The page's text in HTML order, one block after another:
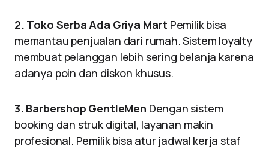
2. Toko Serba Ada Griya Mart Pemilik bisa
memantau penjualan dari rumah. Sistem loyalty
membuat pelanggan lebih sering belanja karena
adanya poin dan diskon khusus.
3. Barbershop GentleMen Dengan sistem
booking dan struk digital, layanan makin
profesional. Pemilik bisa atur jadwal kerja staf